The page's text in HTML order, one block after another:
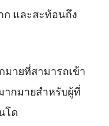
ก และสะท้อนถึง
ายที่สามารถเข้า
กมายสำหรับผู้ที่
โด